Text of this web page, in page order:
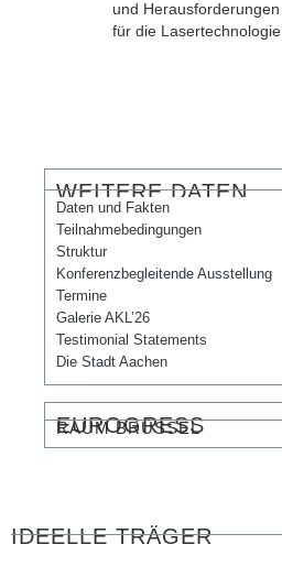
und Herausforderungen
für die Lasertechnologie
WEITERE DATEN
Daten und Fakten
Teilnahmebedingungen
Struktur
Konferenzbegleitende Ausstellung
Termine
Galerie AKL’26
Testimonial Statements
Die Stadt Aachen
EUROGRESS
RAUM BRÜSSEL
IDEELLE TRÄGER